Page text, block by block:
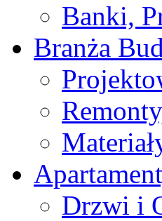
Banki,
Branża
Drzwi i